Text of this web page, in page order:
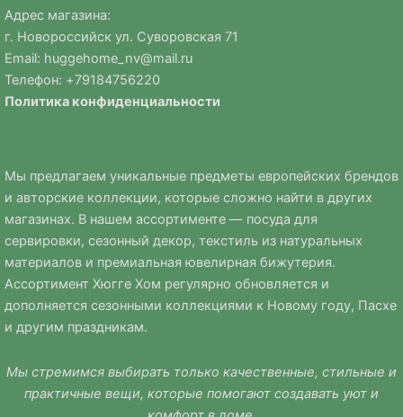
Адрес магазина:
г. Новороссийск ул. Суворовская 71
Email: huggehome_nv@mail.ru
Телефон: +79184756220
Политика конфиденциальности
Мы предлагаем уникальные предметы европейских брендов
и авторские коллекции, которые сложно найти в других
магазинах. В нашем ассортименте — посуда для
сервировки, сезонный декор, текстиль из натуральных
материалов и премиальная ювелирная бижутерия.
Ассортимент Хюгге Хом регулярно обновляется и
дополняется сезонными коллекциями к Новому году, Пасхе
и другим праздникам.
Мы стремимся выбирать только качественные, стильные и
практичные вещи, которые помогают создавать уют и